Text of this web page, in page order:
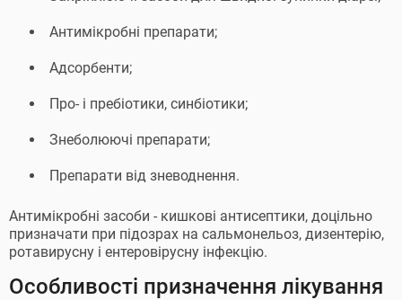
Антимікробні препарати;
Адсорбенти;
Про- і пребіотики, синбіотики;
Знеболюючі препарати;
Препарати від зневоднення.
Антимікробні засоби - кишкові антисептики, доцільно
призначати при підозрах на сальмонельоз, дизентерію,
ротавирусну і ентеровірусну інфекцію.
Особливості призначення лікування